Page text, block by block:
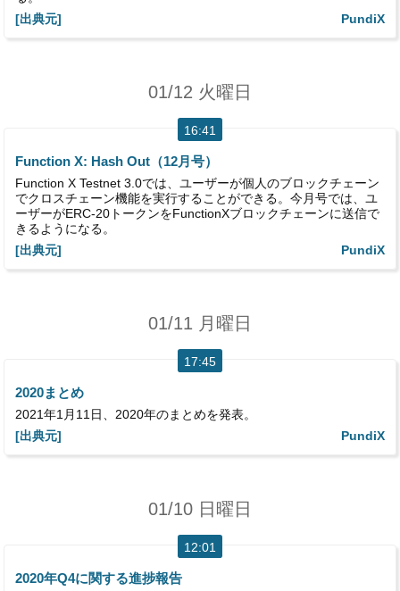
[出典元]
PundiX
01/12 火曜日
16:41
Function X: Hash Out（12月号）
Function X Testnet 3.0では、ユーザーが個人のブロックチェーン
でクロスチェーン機能を実行することができる。今月号では、ユ
ーザーがERC-20トークンをFunctionXブロックチェーンに送信で
きるようになる。
[出典元]
PundiX
01/11 月曜日
17:45
2020まとめ
2021年1月11日、2020年のまとめを発表。
[出典元]
PundiX
01/10 日曜日
12:01
2020年Q4に関する進捗報告